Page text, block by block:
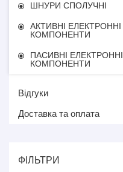
ШНУРИ СПОЛУЧНІ
АКТИВНІ ЕЛЕКТРОННІ
КОМПОНЕНТИ
ПАСИВНІ ЕЛЕКТРОННІ
КОМПОНЕНТИ
Відгуки
Доставка та оплата
ФІЛЬТРИ